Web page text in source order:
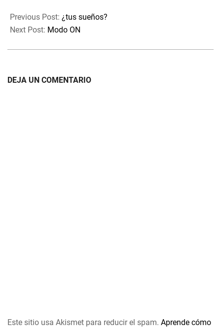
10-
10
Previous Post: ¿tus sueños?
Next Post: Modo ON
DEJA UN COMENTARIO
Este sitio usa Akismet para reducir el spam. Aprende cómo